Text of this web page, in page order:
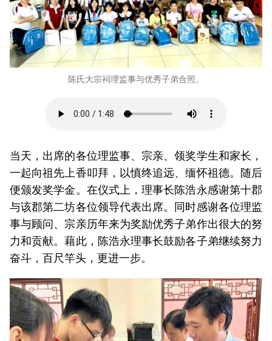
陈氏大宗祠理监事与优秀子弟合照。
当天，出席的各位理监事、宗亲、领奖学生和家长，
一起向祖先上香叩拜，以慎终追远、缅怀祖德。随后
便颁发奖学金。在仪式上，理事长陈浩永感谢第十郡
与该郡第二坊各位领导代表出席。同时感谢各位理监
事与顾问、宗亲历年来为奖励优秀子弟作出很大的努
力和贡献。藉此，陈浩永理事长鼓励各子弟继续努力
奋斗，百尺竿头，更进一步。